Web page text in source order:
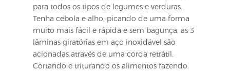
para todos os tipos de legumes e verduras.
Tenha cebola e alho, picando de uma forma
muito mais fácil e rápida e sem bagunça, as 3
lâminas giratórias em aço inoxidável são
acionadas através de uma corda retrátil.
Cortando e triturando os alimentos fazendo